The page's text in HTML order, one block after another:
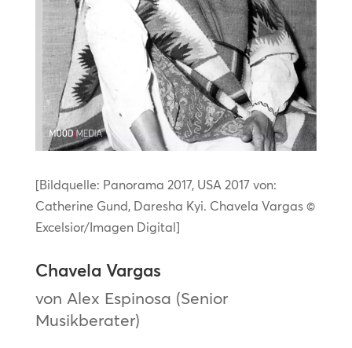
[Bildquelle: Panorama 2017, USA 2017 von:
Catherine Gund, Daresha Kyi. Chavela Vargas ©
Excelsior/Imagen Digital]
Chavela Vargas
von Alex Espinosa (Senior
Musikberater)